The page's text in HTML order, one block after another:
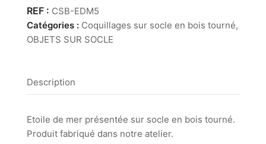
de
mer
bleu
CSB-EDM5
Catégories : Coquillages sur socle en bois tourné,
OBJETS SUR SOCLE
Description
Etoile de mer présentée sur socle en bois tourné.
Produit fabriqué dans notre atelier.